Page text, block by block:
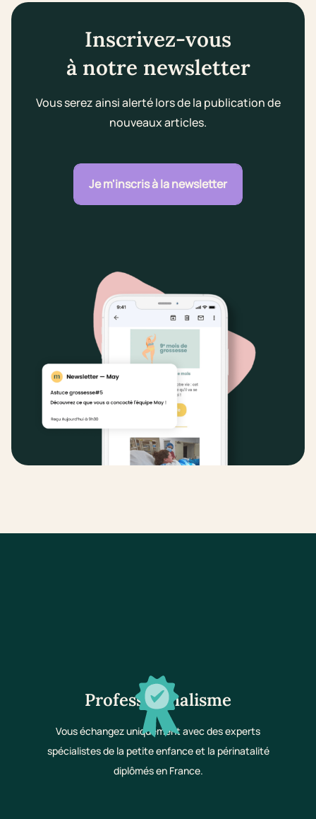
Inscrivez-vous
à notre newsletter
Vous serez ainsi alerté lors de la publication de
nouveaux articles.
Je m'inscris à la newsletter
Professionnalisme
Vous échangez uniquement avec des experts
spécialistes de la petite enfance et la périnatalité
diplômés en France.